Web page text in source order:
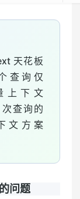
天花板
查询仅
上下文
查询的
文方案
问题